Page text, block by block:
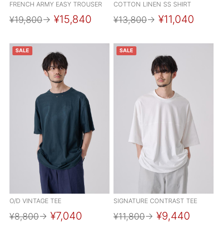
FRENCH ARMY EASY TROUSER
¥19,800→ ¥15,840
COTTON LINEN SS SHIRT
¥13,800→ ¥11,040
SALE
O/D VINTAGE TEE
¥8,800→ ¥7,040
SALE
SIGNATURE CONTRAST TEE
¥11,800→ ¥9,440